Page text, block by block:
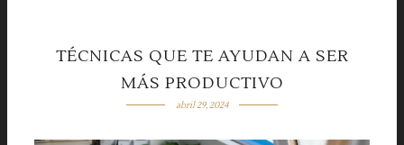
TÉCNICAS QUE TE AYUDAN A SER
MÁS PRODUCTIVO
abril 29, 2024